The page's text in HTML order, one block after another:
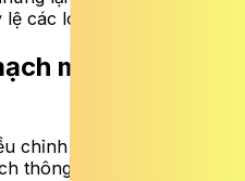
các loại mỡ máu.
máu của
chỉnh các chỉ số mỡ máu,
thông qua các cơ chế: